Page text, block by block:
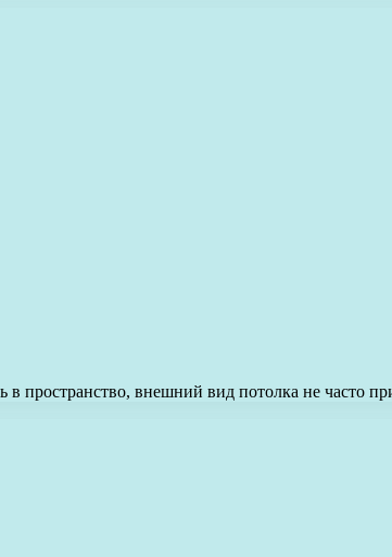
пространство, внешний вид потолка не часто